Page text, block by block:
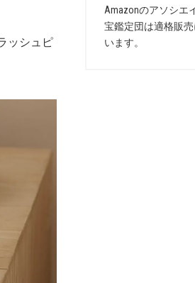
ッシュピ
Amazonのアソシエ
宝鑑定団は適格販
います。